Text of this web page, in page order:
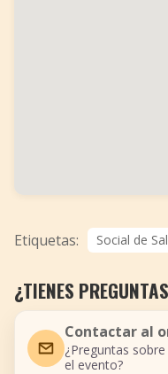
Etiquetas: Social de
¿TIENES
Contactar al
¿Preguntas
el evento?